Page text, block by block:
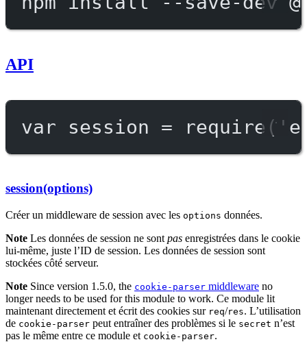
API
var session = require (
session(options)
Créer un middleware de session avec les options données.
Note Les données de session ne sont pas enregistrées dans le cookie
lui-même, juste l’ID de session. Les données de session sont
stockées côté serveur.
Note Since version 1.5.0, the cookie-parser middleware no
longer needs to be used for this module to work. Ce module lit
maintenant directement et écrit des cookies sur req/res. L’utilisation
de cookie-parser peut entraîner des problèmes si le secret n’est
pas le même entre ce module et cookie-parser.